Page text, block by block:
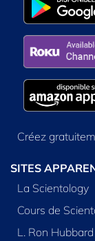
Créez
SITES
La Scientology
Cours de
L. Ron Hubbard